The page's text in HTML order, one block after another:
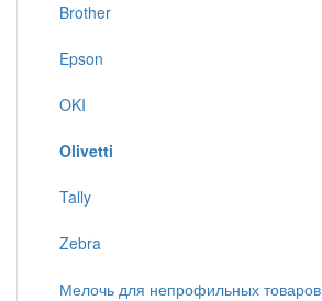
Brother
Epson
OKI
Olivetti
Tally
Zebra
Мелочь для непрофильных товаров